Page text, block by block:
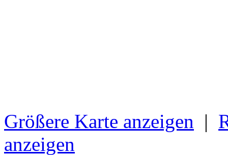
Größere Karte anzeigen |
anzeigen